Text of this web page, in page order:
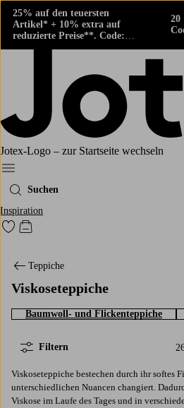
25% auf den teuersten
Artikel* + 10% extra auf
reduzierte Preise**. Code:
424882
20
Jotex-Logo – zur Startseite wechseln
Ellos‘ Menü
Suchen
Inspiration
Zu den als Favoriten markierten
Zum Warenkorb
Teppiche
Viskoseteppiche
Baumwoll- und Flickenteppiche
Filtern
Viskoseteppiche bestechen durch ihr softes
unterschiedlichen Nuancen changiert.
Viskose im Laufe des Tages und in